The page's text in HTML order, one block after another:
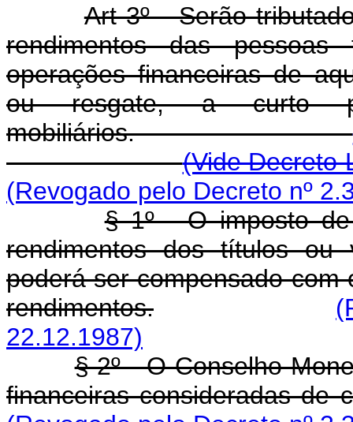
Art 3º - Serão
rendimentos das
operações financeiras de
ou resgate, a curto
mobiliários.
(Vide Decreto
(Revogado pelo Decreto nº
§ 1º - O imposto
rendimentos dos títulos ou
poderá ser compensado
rendimentos.
22.12.1987)
§ 2º - O Conselho
financeiras consideradas de